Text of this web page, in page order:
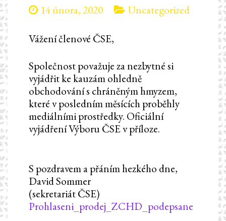
14 února, 2020 Uncategorized
Vážení členové ČSE,
Společnost považuje za nezbytné si
vyjádřit ke kauzám ohledně
obchodování s chráněným hmyzem,
které v posledním měsících proběhly
mediálními prostředky. Oficiální
vyjádření Výboru ČSE v příloze.
S pozdravem a přáním hezkého dne,
David Sommer
(sekretariát ČSE)
Prohlaseni_prodej_ZCHD_podepsane